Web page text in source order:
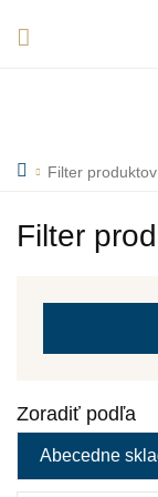
Filter produktov
Filter
Zoradiť podľa
Abecedne